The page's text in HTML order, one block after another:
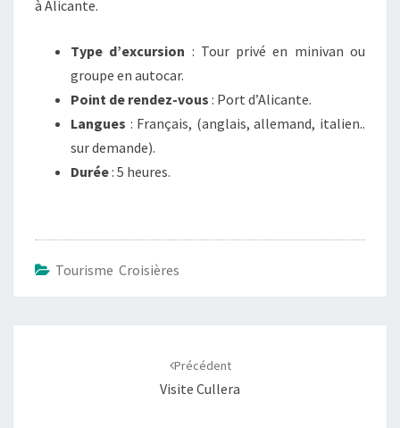
à Alicante.
Type d’excursion : Tour privé en minivan ou
groupe en autocar.
Point de rendez-vous : Port d’Alicante.
Langues : Français, (anglais, allemand, italien..
sur demande).
Durée: 5 heures.
Tourisme Croisières
Précédent
Visite Cullera